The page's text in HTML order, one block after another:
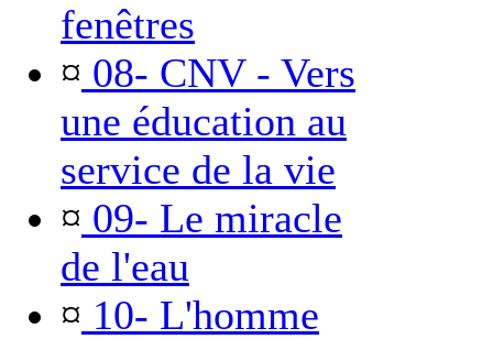
fenêtres
¤ 08- CNV - Vers
une éducation au
service de la vie
¤ 09- Le miracle
de l'eau
¤ 10- L'homme